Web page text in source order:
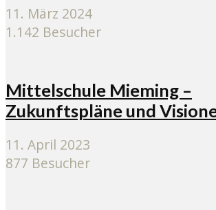
11. März 2024
1.142 Besucher
Mittelschule Mieming –
Zukunftspläne und
11. April 2023
877 Besucher